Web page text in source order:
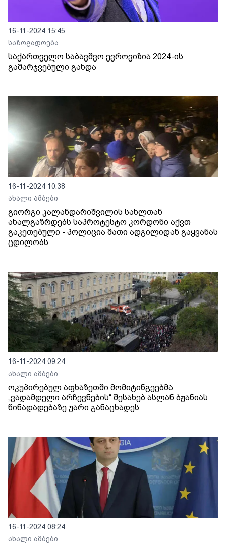
16-11-2024 15:45
საზოგადოება
საქართველო საბავშვო ევროვიზია 2024-ის
გამარჯვებული გახდა
16-11-2024 10:38
ახალი ამბები
გიორგი კალანდარიშვილის სახლთან
ახალგაზრდებს საპროტესტო კორდონი აქვთ
გაკეთებული - პოლიცია მათი ადგილიდან გაყვანას
ცდილობს
16-11-2024 09:24
ახალი ამბები
ოკუპირებულ აფხაზეთში მომიტინგეებმა
„ვადამდელი არჩევნების“ შესახებ ასლან ბჟანიას
წინადადებაზე უარი განაცხადეს
16-11-2024 08:24
ახალი ამბები